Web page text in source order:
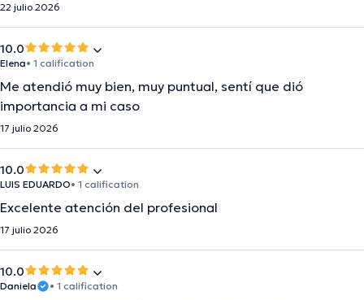
22 julio 2026
10.0
Elena• 1 calification
Me atendió muy bien, muy puntual, sentí que dió
importancia a mi caso
17 julio 2026
10.0
LUIS EDUARDO• 1 calification
Excelente atención del profesional
17 julio 2026
10.0
Daniela • 1 calification